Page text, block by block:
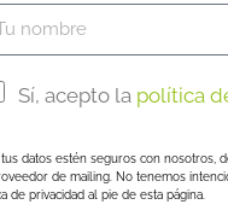
Sí, acepto la política
datos estén seguros con
de mailing. No tenemos
privacidad al pie de esta página.